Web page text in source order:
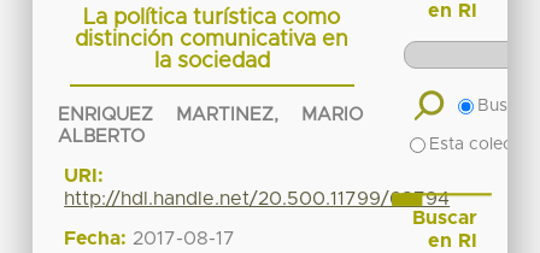
La política turística como
distinción comunicativa en
la sociedad
ENRIQUEZ MARTINEZ, MARIO
ALBERTO
URI:
http://hdl.handle.net/20.500.11799/68794
Fecha: 2017-08-17
en RI
Buscar
Esta
Buscar
en RI